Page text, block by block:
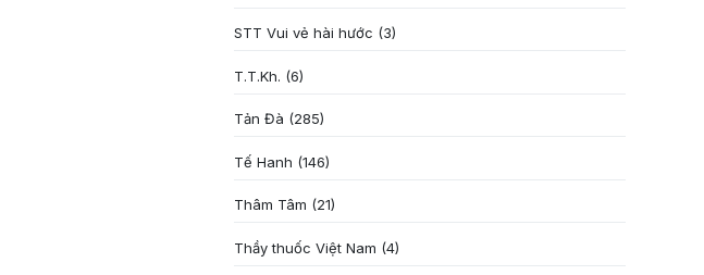
STT Vui vẻ hài hước (3)
T.T.Kh. (6)
Tản Đà (285)
Tế Hanh (146)
Thâm Tâm (21)
Thầy thuốc Việt Nam (4)